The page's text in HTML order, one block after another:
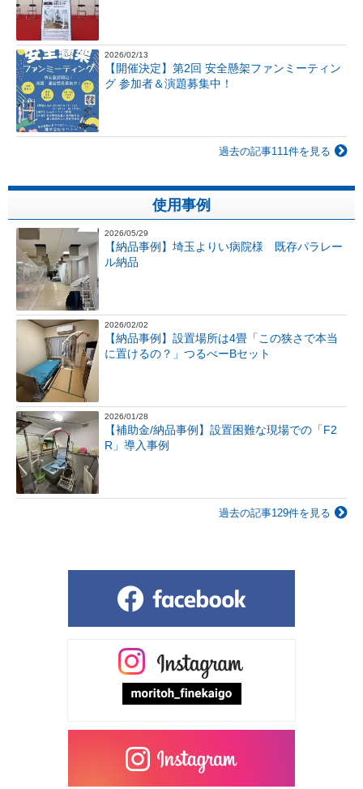
2026/02/13
【開催決定】第2回 安全懸架ファンミーティン
グ 参加者＆演題募集中！
過去の記事111件を見る
使用事例
2026/05/29
【納品事例】埼玉よりい病院様 既存パラレー
ル納品
2026/02/02
【納品事例】設置場所は4畳「この狭さで本当
に置けるの？」つるべーBセット
2026/01/28
【補助金/納品事例】設置困難な現場での「F2
R」導入事例
過去の記事129件を見る